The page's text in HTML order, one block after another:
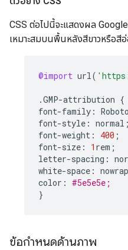
CSS ต่อไปนี้จะแสดงผล
เหมาะสมบนพื้นหลังสีขาวหรือสี
@import url (
.GMP-attribution {
font-family : Roboto
font-style : normal ;
font-weight : 400 ;
font-size : 1 rem ;
letter-spacing :
white-space : nowrap
color : #5e5e5e;
}
ข้อกำหนดด้านภาพ